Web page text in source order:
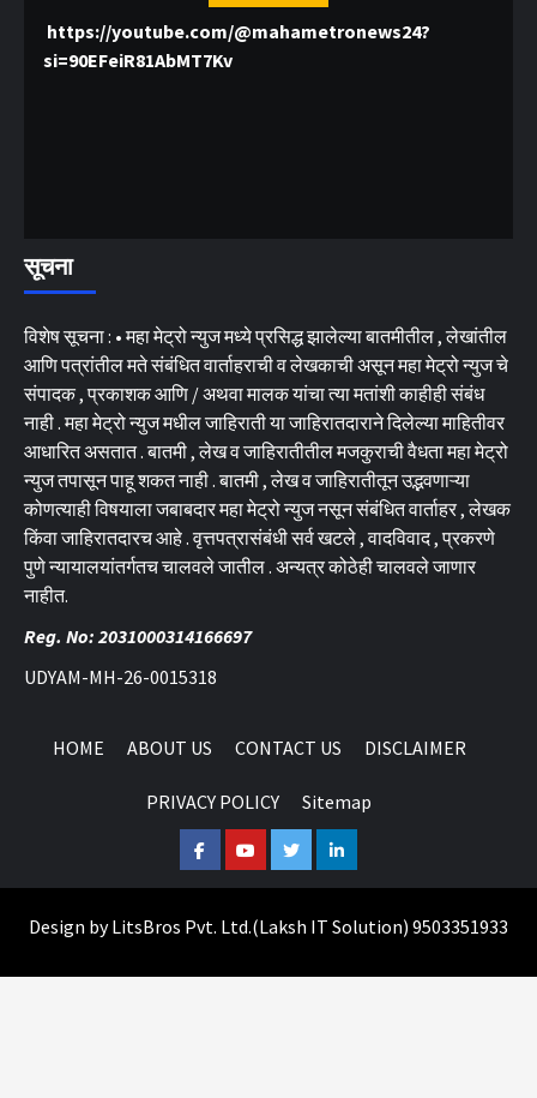
https://youtube.com/@mahametronews24?
si=90EFeiR81AbMT7Kv
सूचना
विशेष सूचना : • महा मेट्रो न्युज मध्ये प्रसिद्ध झालेल्या बातमीतील , लेखांतील
आणि पत्रांतील मते संबंधित वार्ताहराची व लेखकाची असून महा मेट्रो न्युज चे
संपादक , प्रकाशक आणि / अथवा मालक यांचा त्या मतांशी काहीही संबंध
नाही . महा मेट्रो न्युज मधील जाहिराती या जाहिरातदाराने दिलेल्या माहितीवर
आधारित असतात . बातमी , लेख व जाहिरातीतील मजकुराची वैधता महा मेट्रो
न्युज तपासून पाहू शकत नाही . बातमी , लेख व जाहिरातीतून उद्भवणाऱ्या
कोणत्याही विषयाला जबाबदार महा मेट्रो न्युज नसून संबंधित वार्ताहर , लेखक
किंवा जाहिरातदारच आहे . वृत्तपत्रासंबंधी सर्व खटले , वादविवाद , प्रकरणे
पुणे न्यायालयांतर्गतच चालवले जातील . अन्यत्र कोठेही चालवले जाणार
नाहीत.
Reg. No: 2031000314166697
UDYAM-MH-26-0015318
HOME ABOUT US CONTACT US DISCLAIMER
PRIVACY POLICY Sitemap
FacebookYoutubeTwitterLinkedin
Design byLitsBros Pvt. Ltd.(Laksh IT Solution) 9503351933